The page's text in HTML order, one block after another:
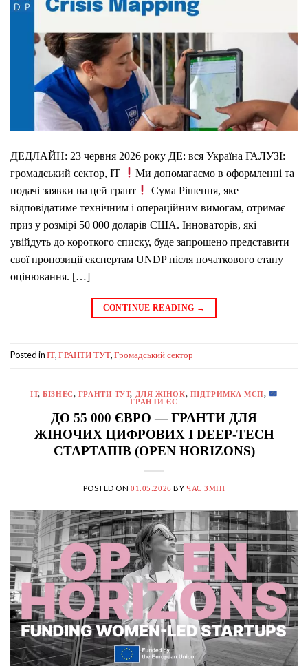
ДЕДЛАЙН: 23 червня 2026 року ДЕ: вся Україна ГАЛУЗІ:
громадський сектор, IT
Ми допомагаємо в оформленні та
подачі заявки на цей грант
Сума Рішення, яке
відповідатиме технічним і операційним вимогам, отримає
приз у розмірі 50 000 доларів США. Інноваторів, які
увійдуть до короткого списку, буде запрошено представити
свої пропозиції експертам UNDP після початкового етапу
оцінювання. […]
CONTINUE READING →
Posted in IT, ГРАНТИ ТУТ, Громадський сектор
IT,БІЗНЕС, ГРАНТИ ТУТ, ДЛЯ ЖІНОК, ПІДТРИМКА МСП,
ГРАНТИ ЄС
ДО 55 000 ЄВРО — ГРАНТИ ДЛЯ
ЖІНОЧИХ ЦИФРОВИХ І DEEP-TECH
СТАРТАПІВ (OPEN HORIZONS)
POSTED ON01.05.2026 BY ЧАС ЗМІН